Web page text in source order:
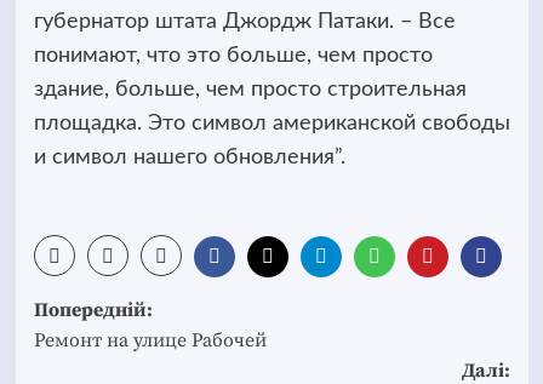
губернатор штата Джордж Патаки. – Все
понимают, что это больше, чем просто
здание, больше, чем просто строительная
площадка. Это символ американской свободы
и символ нашего обновления”.
Post
navigation
Попередній:
Ремонт на улице Рабочей
Далі: